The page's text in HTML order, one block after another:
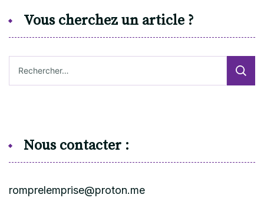
Vous cherchez un article ?
Nous contacter :
romprelemprise@proton.me